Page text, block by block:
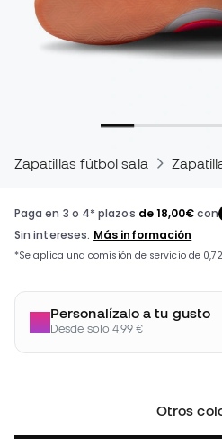
Zapatillas fútbol sala
Personalízalo a tu gusto
Desde solo 4,99 €
Otros